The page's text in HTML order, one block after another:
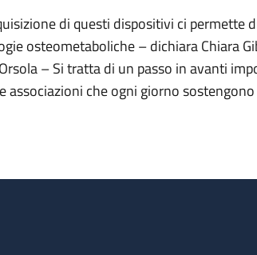
di questi dispositivi ci
osteometaboliche – dichiara Chiara
– Si tratta di un passo in avanti
associazioni che ogni giorno